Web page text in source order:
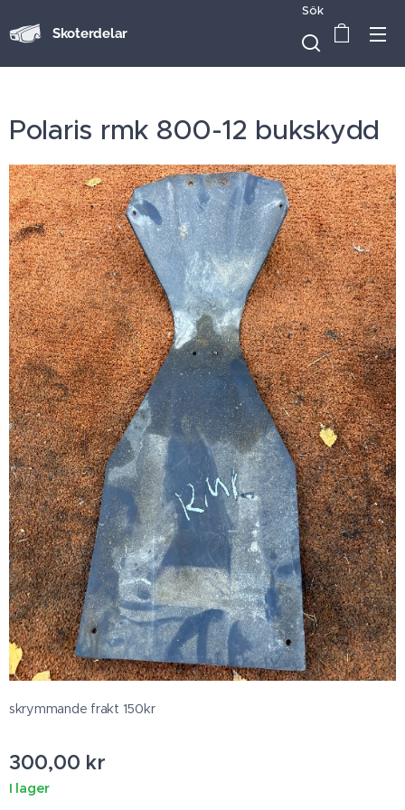
Skoterdelar
Sök
Polaris rmk 800-12 bukskydd
skrymmande frakt 150kr
300,00 kr
I lager